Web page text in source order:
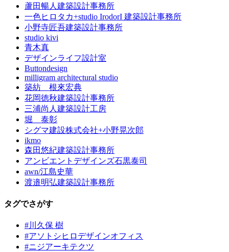
蘆田暢人建築設計事務所
一色ヒロタカ+studio IrodorI 建築設計事務所
小野寺匠吾建築設計事務所
studio kivi
青木真
デザインライフ設計室
Buttondesign
milligram architectural studio
築紡 根來宏典
花岡徳秋建築設計事務所
三浦尚人建築設計工房
堀 泰彰
シグマ建設株式会社+小野晃次郎
ikmo
森田悠紀建築設計事務所
アンビエントデザインズ石黒泰司
awn/江島史華
渡邉明弘建築設計事務所
タグでさがす
#川久保 樹
#アソトシヒロデザインオフィス
#ニジアーキテクツ